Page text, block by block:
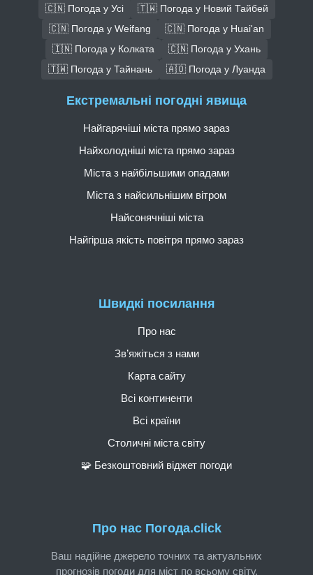
🇨🇳 Погода у Усі
🇹🇼 Погода у Новий Тайбей
🇨🇳 Погода у Weifang
🇨🇳 Погода у Huai'an
🇮🇳 Погода у Колката
🇨🇳 Погода у Ухань
🇹🇼 Погода у Тайнань
🇦🇴 Погода у Луанда
Про нас Погода.click
Ваш надійне джерело точних та актуальних
прогнозів погоди для міст по всьому світу.
Швидкі посилання
Про нас
Зв’яжіться з нами
Карта сайту
Всі континенти
Всі країни
Столичні міста світу
🧩 Безкоштовний віджет погоди
Екстремальні погодні явища
Найгарячіші міста прямо зараз
Найхолодніші міста прямо зараз
Міста з найбільшими опадами
Міста з найсильнішим вітром
Найсонячніші міста
Найгірша якість повітря прямо зараз